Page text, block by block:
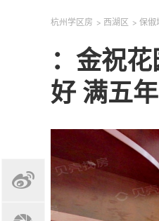
杭州学区房 > 西湖区 > 保俶
：金祝
好 满五年